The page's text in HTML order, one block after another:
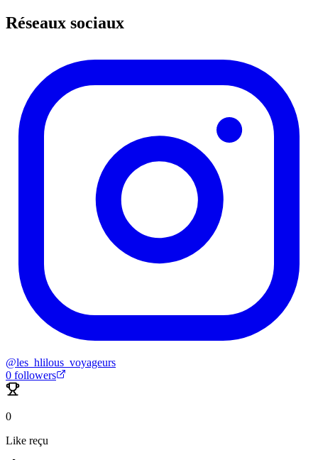
Réseaux sociaux
@les_hlilous_voyageurs
0 followers
0
Like reçu